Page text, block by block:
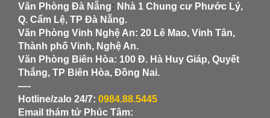
Văn Phòng Đà Nẵng: Nhà 1 Chung cư Phước Lý,
Q. Cẩm Lệ, TP Đà Nẵng.
Văn Phòng Vinh Nghệ An: 20 Lê Mao, Vinh Tân,
Thành phố Vinh, Nghệ An.
Văn Phòng Biên Hòa: 100 Đ. Hà Huy Giáp, Quyết
Thắng, TP Biên Hòa, Đồng Nai.
—-
Hotline/zalo 24/7: 0984.88.5445
Email thám tử Phúc Tâm: